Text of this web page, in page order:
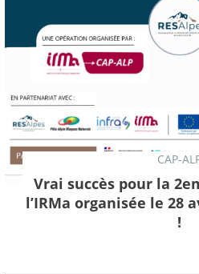
CAP-
Vrai succès pour la
l’IRMa organisée le 28
!